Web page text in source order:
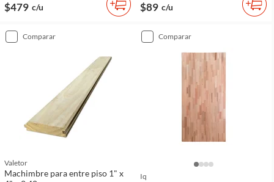
$479 c/u $89 c/u
comparar
Valetor
Machimbre para entre piso 1" x
comparar
Iq